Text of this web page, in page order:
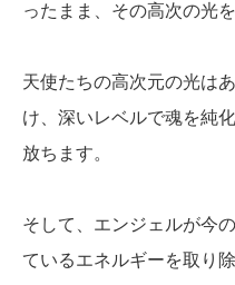
ったまま、その高次の光
天使たちの高次元の光は
け、深いレベルで魂を純
放ちます。
そして、エンジェルが今
ているエネルギーを取り